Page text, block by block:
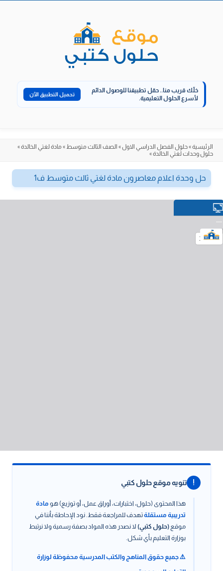
خلّك قريب منا.. حمّل تطبيقنا للوصول الدائم
لأسرع الحلول التعليمية.
تحميل التطبيق الآن
الرئيسية»حلول الفصل الدراسي الاول» الصف الثالث متوسط» مادة لغتي الخالدة»
حلول وحدات لغتي الخالدة»
حل وحدة اعلام معاصرون مادة لغتي ثالث متوسط ف1
! تنويه موقع حلول كتبي
هذا المحتوى (حلول، اختبارات، أوراق عمل، أو توزيع) هو مادة
تدريبية مستقلةتهدف للمراجعة فقط. نود الإحاطة بأننا في
موقع (حلول كتبي) لا نصدر هذه المواد بصفة رسمية ولا نرتبط
بوزارة التعليم بأي شكل.
⚠️ جميع حقوق المناهج والكتب المدرسية محفوظة لوزارة